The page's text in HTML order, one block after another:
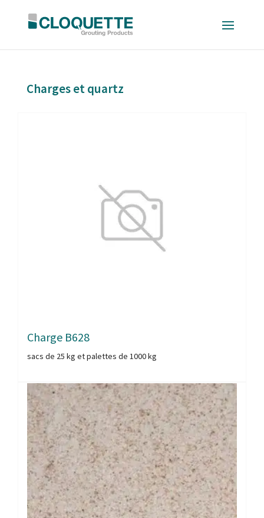
Charges et quartz
Charge B628
sacs de 25 kg et palettes de 1000 kg